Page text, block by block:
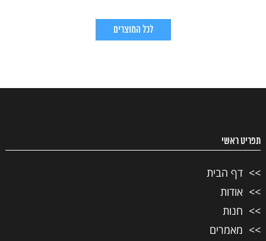
לכל המוצרים
תפריט ראשי
דף הבית
אודות
חנות
מאמרים